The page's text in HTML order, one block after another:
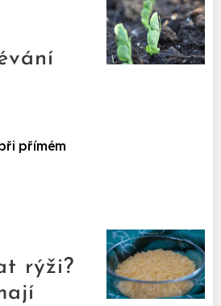
přímém
rýži?